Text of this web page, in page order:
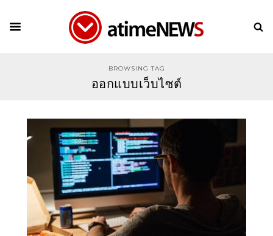
BROWSING TAG
ออกแบบเว็บไซต์